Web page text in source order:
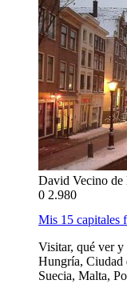
David Vecino de
0 2.980
Mis 15 capitales
Visitar, qué ver y
Hungría, Ciudad
Suecia, Malta,